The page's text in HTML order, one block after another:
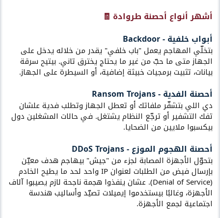
أشهر أنواع أحصنة طروادة 🧾​
أبواب خلفية - Backdoor​
بتخلّي المهاجم يعمل "باب خلفي" يقدر من خلاله يدخل على
الجهاز متى ما حبّ من غير ما يحتاج يخترق تاني. بيتيح سرقة
بيانات، تثبيت برمجيات خبيثة إضافية، أو السيطرة على الجهاز.
أحصنة الفدية - Ransom Trojans​
دي اللي بتشفّر ملفاتك أو تعطل الجهاز وتطلب فدية علشان
تفك التشفير أو ترجّع النظام يشتغل. في حالات المشغلين دول
بيكسبوا ملايين من الضحايا.
أحصنة الهجوم الموزع - DDoS Trojans​
بتحوّل الأجهزة المصابة لجزء من "جيش" بيهاجم هدف معيّن
بإرسال فيض من الطلبات لعنوان IP واحد لحد ما يطيح الخادم
(Denial of Service). عشان ينفذوا هجمة ناجحة لازم يصيبوا آلاف
الأجهزة، وغالبًا بيستخدموا إيميلات تصيّد وأساليب هندسة
اجتماعية لجمع الأجهزة.